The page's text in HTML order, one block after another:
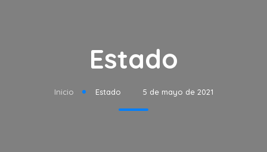
Estado
Inicio Estado 5 de mayo de 2021